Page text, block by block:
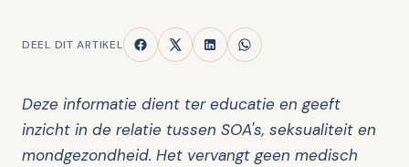
DEEL DIT ARTIKEL
Deze informatie dient ter educatie en geeft
inzicht in de relatie tussen SOA's, seksualiteit en
mondgezondheid. Het vervangt geen medisch